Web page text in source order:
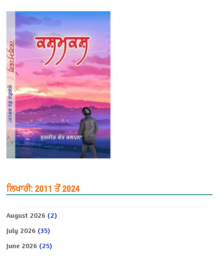
ਲਿਖਾਰੀ: 2011 ਤੋਂ 2024
August 2026 (2)
July 2026 (35)
June 2026 (25)